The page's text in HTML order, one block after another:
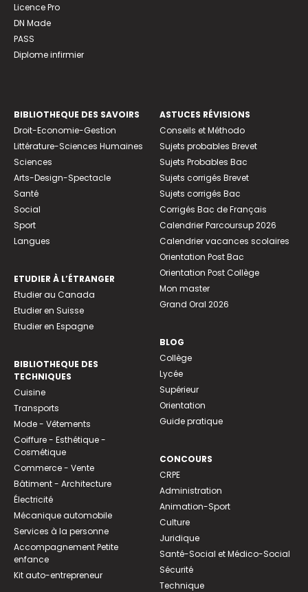
Licence Pro
DN Made
PASS
Diplome infirmier
BIBLIOTHEQUE DES SAVOIRS
Droit-Economie-Gestion
Littérature-Sciences Humaines
Sciences
Arts-Design-Spectacle
Santé
Social
Sport
Langues
ETUDIER À L’ÉTRANGER
Etudier au Canada
Etudier en Suisse
Etudier en Espagne
BIBLIOTHEQUE DES
TECHNIQUES
Cuisine
Transports
Mode - Vêtements
Coiffure - Esthétique -
Cosmétique
Commerce - Vente
Bâtiment - Architecture
Électricité
Mécanique automobile
Services à la personne
Accompagnement Petite
enfance
Kit auto-entrepreneur
ASTUCES RÉVISIONS
Conseils et Méthodo
Sujets probables Brevet
Sujets Probables Bac
Sujets corrigés Brevet
Sujets corrigés Bac
Corrigés Bac de Français
Calendrier Parcoursup 2026
Calendrier vacances scolaires
Orientation Post Bac
Orientation Post Collège
Mon master
Grand Oral 2026
BLOG
Collège
Lycée
Supérieur
Orientation
Guide pratique
CONCOURS
CRPE
Administration
Animation-Sport
Culture
Juridique
Santé-Social et Médico-Social
Sécurité
Technique